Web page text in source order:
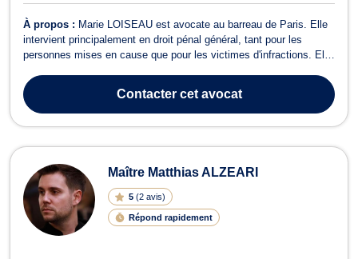
À propos : Marie LOISEAU est avocate au barreau de Paris. Elle
intervient principalement en droit pénal général, tant pour les
personnes mises en cause que pour les victimes d'infractions. Elle
l'enquête jusqu'au jugement, avec une attention particulière portée
aux situation...
Contactercet avocat
Maître Matthias ALZEARI
5 (2 avis)
Répond rapidement